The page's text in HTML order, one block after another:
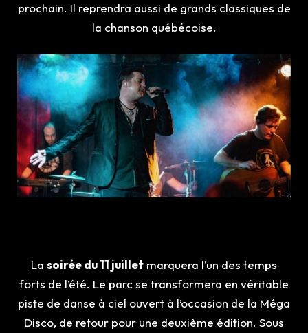
prochain. Il reprendra aussi de grands classiques de
la chanson québécoise.
La soirée du 11 juillet marquera l’un des temps
forts de l’été. Le parc se transformera en véritable
piste de danse à ciel ouvert à l’occasion de la Méga
Disco, de retour pour une deuxième édition. Sous